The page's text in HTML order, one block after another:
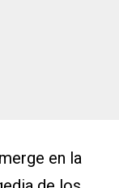
en la